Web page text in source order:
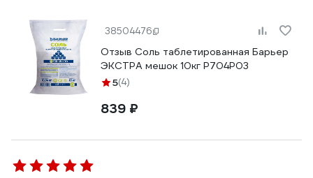
38504476
Отзыв Соль таблетированная Барьер
ЭКСТРА мешок 10кг Р704Р03
5(4)
839 ₽